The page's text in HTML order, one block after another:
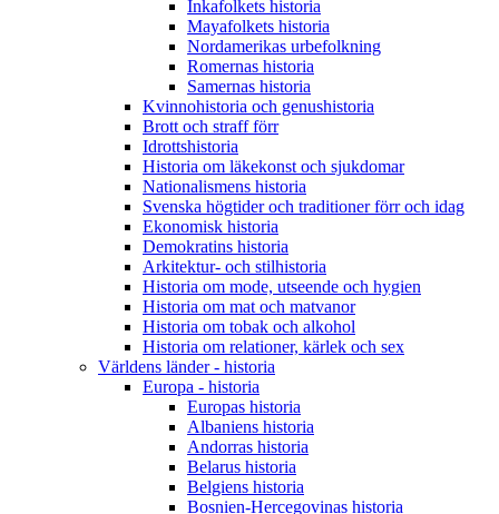
Inkafolkets historia
Mayafolkets historia
Nordamerikas urbefolkning
Romernas historia
Samernas historia
Kvinnohistoria och genushistoria
Brott och straff förr
Idrottshistoria
Historia om läkekonst och sjukdomar
Nationalismens historia
Svenska högtider och traditioner förr och idag
Ekonomisk historia
Demokratins historia
Arkitektur- och stilhistoria
Historia om mode, utseende och hygien
Historia om mat och matvanor
Historia om tobak och alkohol
Historia om relationer, kärlek och sex
Världens länder - historia
Europa - historia
Europas historia
Albaniens historia
Andorras historia
Belarus historia
Belgiens historia
Bosnien-Hercegovinas historia